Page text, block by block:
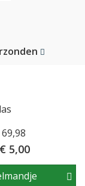
5,00